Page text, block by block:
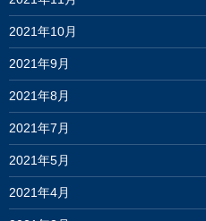
2021年10月
2021年9月
2021年8月
2021年7月
2021年5月
2021年4月